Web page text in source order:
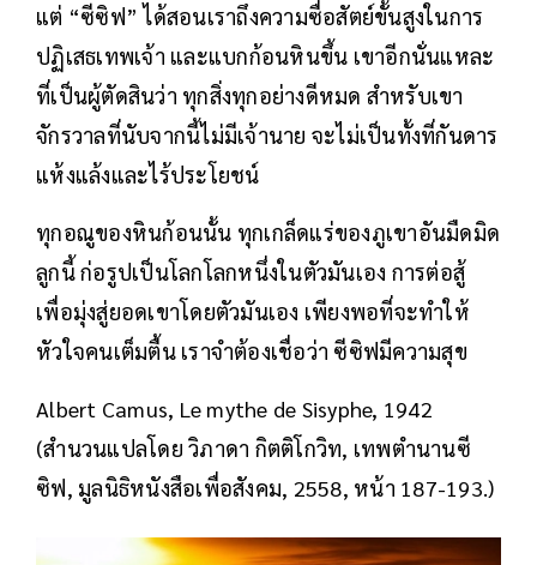
แต่ “ซีซิฟ” ได้สอนเราถึงความซื่อสัตย์ขั้นสูงในการ
ปฏิเสธเทพเจ้า และแบกก้อนหินขึ้น เขาอีกนั่นแหละ
ที่เป็นผู้ตัดสินว่า ทุกสิ่งทุกอย่างดีหมด สำหรับเขา
จักรวาลที่นับจากนี้ไม่มีเจ้านาย จะไม่เป็นทั้งที่กันดาร
แห้งแล้งและไร้ประโยชน์
ทุกอณูของหินก้อนนั้น ทุกเกล็ดแร่ของภูเขาอันมืดมิด
ลูกนี้ ก่อรูปเป็นโลกโลกหนึ่งในตัวมันเอง การต่อสู้
เพื่อมุ่งสู่ยอดเขาโดยตัวมันเอง เพียงพอที่จะทำให้
หัวใจคนเต็มตื้น เราจำต้องเชื่อว่า ซีซิฟมีความสุข
Albert Camus, Le mythe de Sisyphe, 1942
(สำนวนแปลโดย วิภาดา กิตติโกวิท, เทพตำนานซี
ซิฟ, มูลนิธิหนังสือเพื่อสังคม, 2558, หน้า 187-193.)